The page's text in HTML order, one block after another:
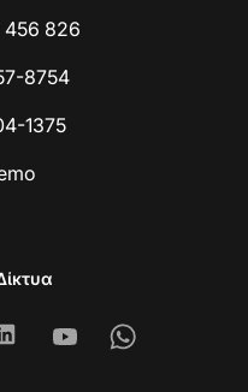
456 826
8754
1375
LinkedinYoutubeWhatsapp